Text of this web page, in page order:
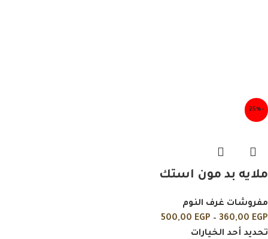
-25%
ملايه بد مون استك
مفروشات غرف النوم
360,00 EGP
–
500,00 EGP
تحديد أحد الخيارات